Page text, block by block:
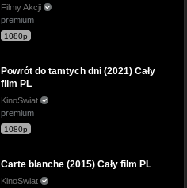
Filmy Akcji
premium
1080p
Powrót do tamtych dni (2021) Cały
film PL
KinoSwiat
premium
1080p
Carte blanche (2015) Cały film PL
KinoSwiat